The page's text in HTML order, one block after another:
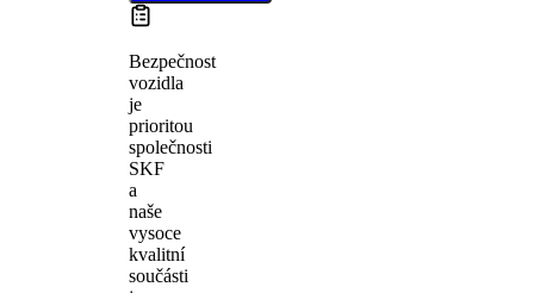
Bezpečnost
vozidla
je
prioritou
společnosti
SKF
a
naše
vysoce
kvalitní
součásti